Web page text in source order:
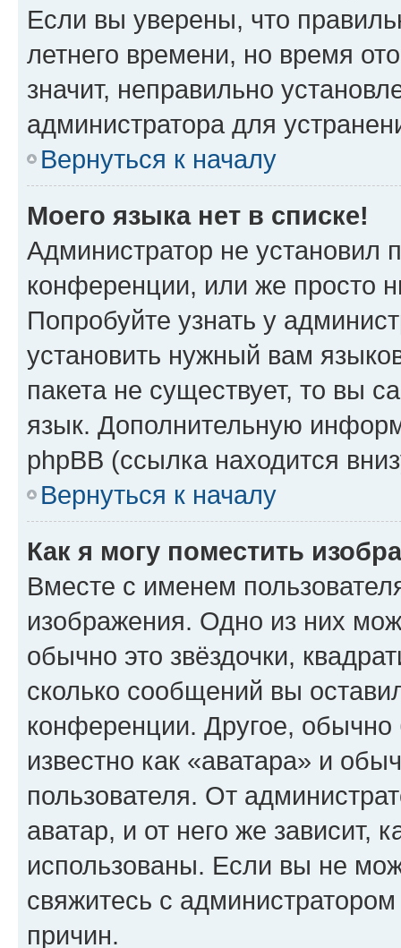
Если вы уверены, что
летнего времени, но время
значит, неправильно
администратора для
Вернуться к началу
Моего языка нет в списке!
Администратор не установил
конференции, или же просто
Попробуйте узнать у
установить нужный вам
пакета не существует, то вы
язык. Дополнительную
phpBB (ссылка находится
Вернуться к началу
Как я могу поместить
Вместе с именем
изображения. Одно из них
обычно это звёздочки,
сколько сообщений вы
конференции. Другое,
известно как «аватара» и
пользователя. От
аватар, и от него же зависит,
использованы. Если вы не
свяжитесь с
причин.